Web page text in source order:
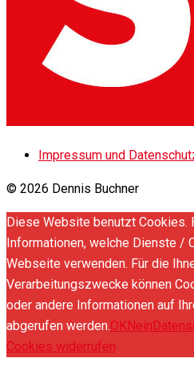
Impressum und
© 2026 Dennis Buchner
Diese Website benutzt Cookies.
Informationen, welche Dienste /
Webseite verwenden. Für die
Verarbeitungszwecke können
oder andere Informationen auf
abgerufen werden.OKNein
Cookies widerrufen